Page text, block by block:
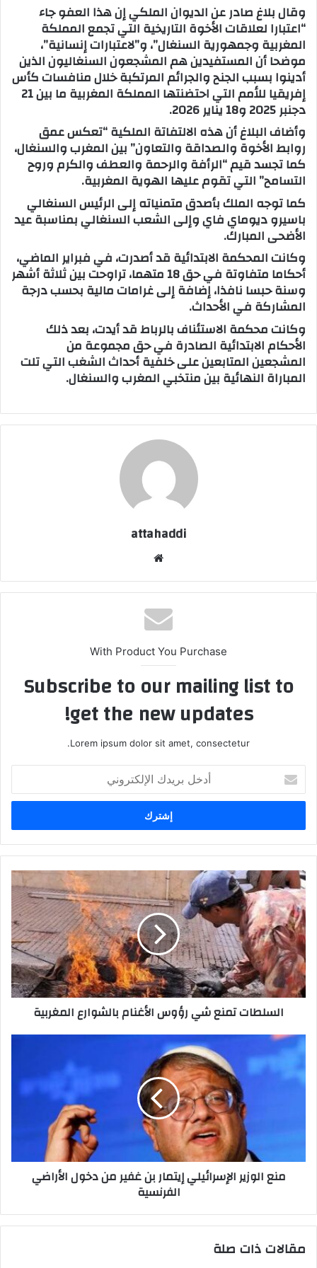
وقال بلاغ صادر عن الديوان الملكي إن هذا العفو جاء
“اعتبارا لعلاقات الأخوة التاريخية التي تجمع المملكة
المغربية وجمهورية السنغال”، و”لاعتبارات إنسانية”،
موضحا أن المستفيدين هم المشجعون السنغاليون الذين
أدينوا بسبب الجنح والجرائم المرتكبة خلال منافسات كأس
إفريقيا للأمم التي احتضنتها المملكة المغربية ما بين 21
دجنبر 2025 و18 يناير 2026.
وأضاف البلاغ أن هذه الالتفاتة الملكية “تعكس عمق
روابط الأخوة والصداقة والتعاون” بين المغرب والسنغال،
كما تجسد قيم “الرأفة والرحمة والعطف والكرم وروح
التسامح” التي تقوم عليها الهوية المغربية.
كما توجه الملك بأصدق متمنياته إلى الرئيس السنغالي
باسيرو ديوماي فاي وإلى الشعب السنغالي بمناسبة عيد
الأضحى المبارك.
وكانت المحكمة الابتدائية قد أصدرت، في فبراير الماضي،
أحكاما متفاوتة في حق 18 متهما، تراوحت بين ثلاثة أشهر
وسنة حبسا نافذا، إضافة إلى غرامات مالية بحسب درجة
المشاركة في الأحداث.
وكانت محكمة الاستئناف بالرباط قد أيدت، بعد ذلك
الأحكام الابتدائية الصادرة في حق مجموعة من
المشجعين المتابعين على خلفية أحداث الشغب التي تلت
المباراة النهائية بين منتخبي المغرب والسنغال.
attahaddi
الوي
ب
With Product You Purchase
Subscribe to our mailing list to
get the new updates!
Lorem ipsum dolor sit amet, consectetur.
خ
ب
ر
د
ك
ا
ل
إ
ل
ك
ت
ر
ي
السلطات تمنع شي رؤوس الأغنام بالشوارع المغربية
منع الوزير الإسرائيلي إيتمار بن غفير من دخول الأراضي
الفرنسية
مقالات ذات صلة